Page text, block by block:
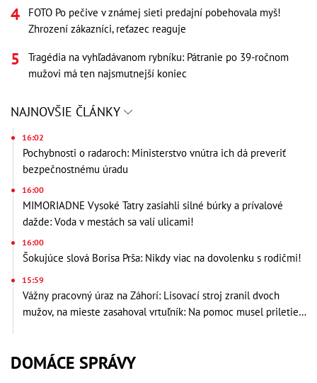
FOTO Po pečive v známej sieti predajní pobehovala myš!
Zhrození zákazníci, reťazec reaguje
Tragédia na vyhľadávanom rybníku: Pátranie po 39-ročnom
mužovi má ten najsmutnejší koniec
NAJNOVŠIE ČLÁNKY
16:02
Pochybnosti o radaroch: Ministerstvo vnútra ich dá preveriť
bezpečnostnému úradu
16:00
MIMORIADNE Vysoké Tatry zasiahli silné búrky a prívalové
dažde: Voda v mestách sa valí ulicami!
16:00
Šokujúce slová Borisa Prša: Nikdy viac na dovolenku s rodičmi!
15:59
Vážny pracovný úraz na Záhorí: Lisovací stroj zranil dvoch
mužov, na mieste zasahoval vrtuľník: Na pomoc musel priletieť
DOMÁCE SPRÁVY